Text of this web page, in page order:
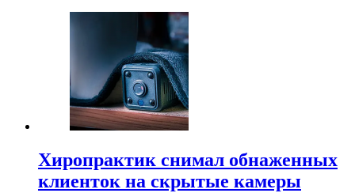
Хиропрактик снимал обнаженных
клиенток на скрытые камеры